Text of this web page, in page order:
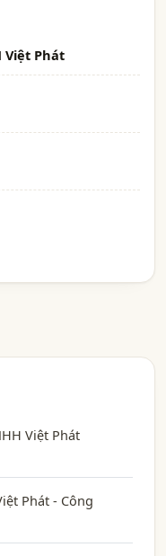
Việt Phát
Việt Phát
Phát - Công